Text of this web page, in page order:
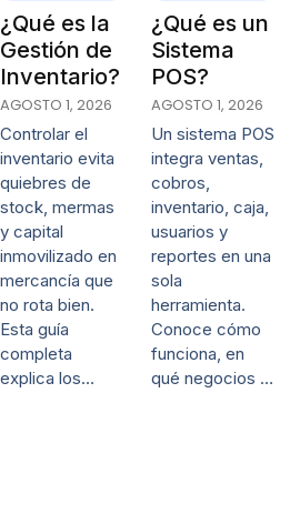
¿Qué es la
Gestión de
Inventario?
AGOSTO 1, 2026
Controlar el
inventario evita
quiebres de
stock, mermas
y capital
inmovilizado en
mercancía que
no rota bien.
Esta guía
completa
explica los…
¿Qué es un
Sistema
POS?
AGOSTO 1, 2026
Un sistema POS
integra ventas,
cobros,
inventario, caja,
usuarios y
reportes en una
sola
herramienta.
Conoce cómo
funciona, en
qué negocios …